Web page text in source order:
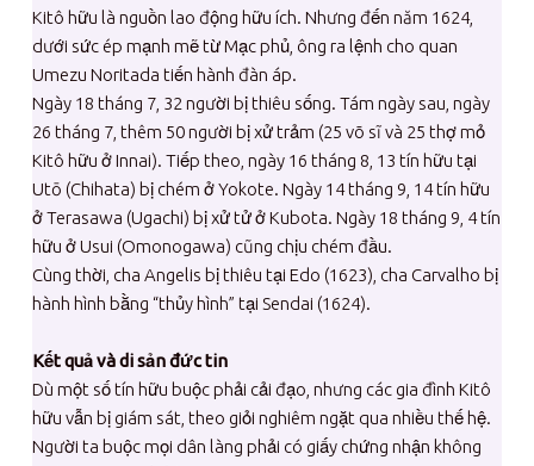
Kitô hữu là nguồn lao động hữu ích. Nhưng đến năm 1624,
dưới sức ép mạnh mẽ từ Mạc phủ, ông ra lệnh cho quan
Umezu Noritada tiến hành đàn áp.
Ngày 18 tháng 7, 32 người bị thiêu sống. Tám ngày sau, ngày
26 tháng 7, thêm 50 người bị xử trảm (25 võ sĩ và 25 thợ mỏ
Kitô hữu ở Innai). Tiếp theo, ngày 16 tháng 8, 13 tín hữu tại
Utō (Chihata) bị chém ở Yokote. Ngày 14 tháng 9, 14 tín hữu
ở Terasawa (Ugachi) bị xử tử ở Kubota. Ngày 18 tháng 9, 4 tín
hữu ở Usui (Omonogawa) cũng chịu chém đầu.
Cùng thời, cha Angelis bị thiêu tại Edo (1623), cha Carvalho bị
hành hình bằng “thủy hình” tại Sendai (1624).
Kết quả và di sản đức tin
Dù một số tín hữu buộc phải cải đạo, nhưng các gia đình Kitô
hữu vẫn bị giám sát, theo giỏi nghiêm ngặt qua nhiều thế hệ.
Người ta buộc mọi dân làng phải có giấy chứng nhận không